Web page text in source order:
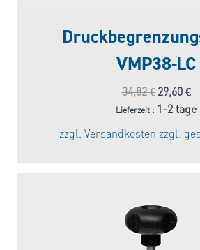
VMP38-LC
34,82€
Preis
war:
34,82 €
29,60 €
Lieferzeit : 1-2 tage
zzgl. Versandkosten zzgl.